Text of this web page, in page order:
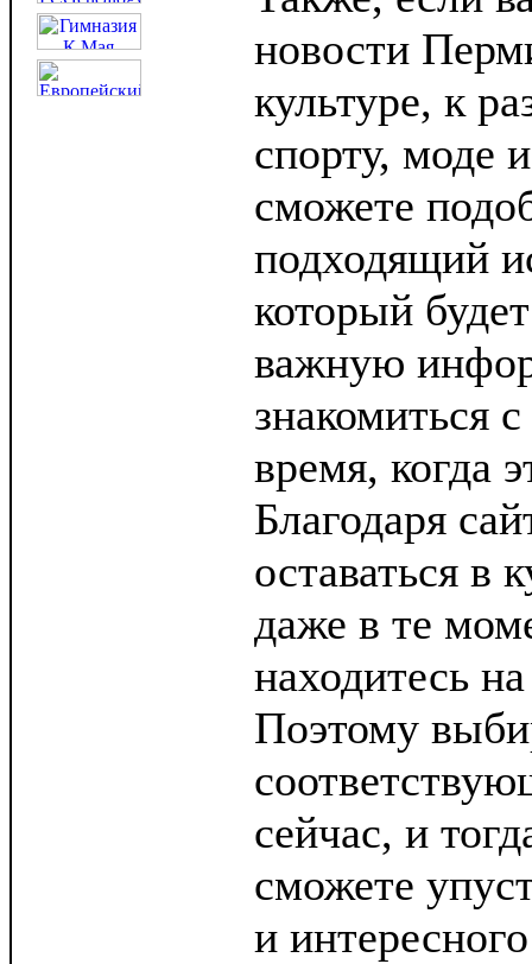
новости
культуре, к
спорту, моде
сможете
подходящий
который
важную
знакомиться
время, когда
Благодаря
оставаться в
даже в те
находитесь
Поэтому
сейчас, и
сможете
и